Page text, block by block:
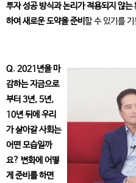
투자 성공 방식과 논리가 적용되지 않
하여 새로운 도약을 준비 할 수 있기를
Q. 2021년을 마
감하는 지금으로
부터 3년, 5년,
10년 뒤에 우리
가 살아갈 사회는
어떤 모습일까
요? 변화에 어떻
게 준비를 하면